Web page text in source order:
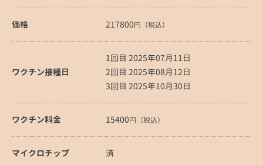
価格 217800円（税込）
ワクチン接種日
1回目 2025年07月11日
2回目 2025年08月12日
3回目 2025年10月30日
ワクチン料金 15400円（税込）
マイクロチップ 済